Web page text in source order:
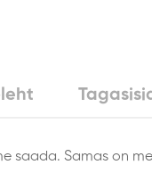
saada. Samas on